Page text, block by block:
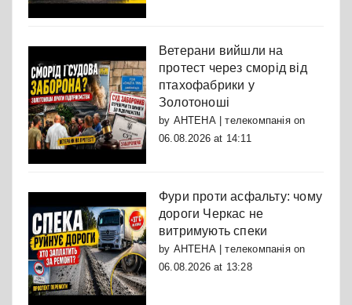
Ветерани вийшли на
протест через сморід від
птахофабрики у
Золотоноші
by АНТЕНА | телекомпаніяon
06.08.2026 at 14:11
Фури проти асфальту: чому
дороги Черкас не
витримують спеки
by АНТЕНА | телекомпаніяon
06.08.2026 at 13:28